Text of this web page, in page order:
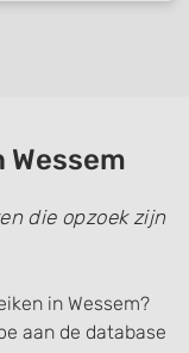
Wessem
die opzoek zijn
in Wessem?
aan de database